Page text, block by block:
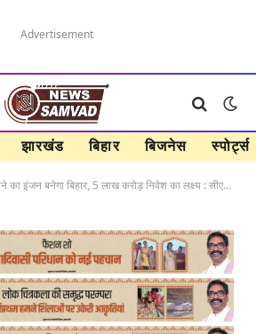
Advertisement
झारखंड बिहार बिजनेस स्पोर्ट्स
इंजन बनेगा बिहार, 5 लाख करोड़ निवेश का लक्ष्य : सीएम सम्राट